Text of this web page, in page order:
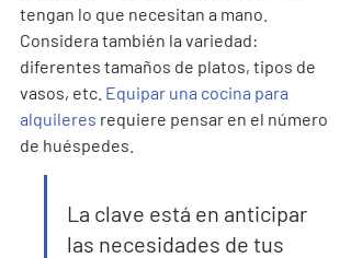
tengan lo que necesitan a mano.
Considera también la variedad:
diferentes tamaños de platos, tipos de
vasos, etc. Equipar una cocina para
alquileres requiere pensar en el número
de huéspedes.
La clave está en anticipar
las necesidades de tus